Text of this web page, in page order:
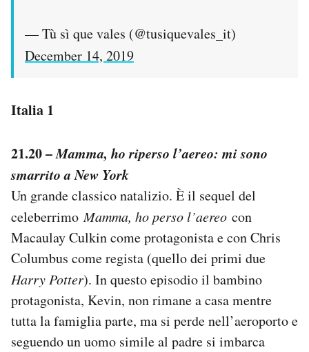
— Tù sì que vales (@tusiquevales_it)
December 14, 2019
Italia 1
21.20 –Mamma, ho riperso l’aereo: mi sono
smarrito a New York
Un grande classico natalizio. È il sequel del
celeberrimoMamma, ho perso l’aereo con
Macaulay Culkin come protagonista e con Chris
Columbus come regista (quello dei primi due
Harry Potter). In questo episodio il bambino
protagonista, Kevin, non rimane a casa mentre
tutta la famiglia parte, ma si perde nell’aeroporto e
seguendo un uomo simile al padre si imbarca